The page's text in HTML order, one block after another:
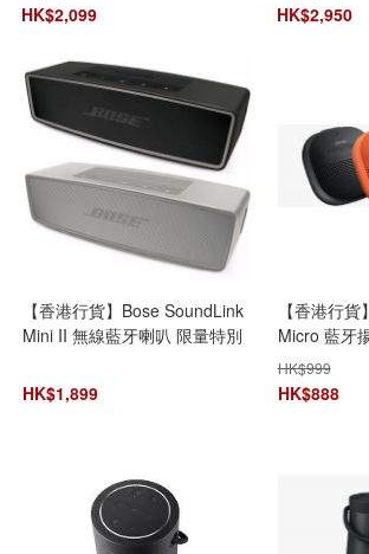
HK$2,099 HK$2,950
【香港行貨】Bose SoundLink
Mini II 無線藍牙喇叭 限量特別
HK$1,899
【香港行
Micro 藍牙
HK$999
HK$888